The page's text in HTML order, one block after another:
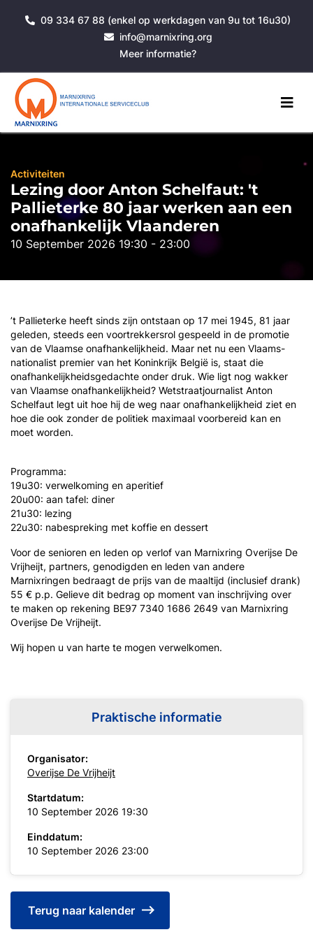
09 334 67 88 (enkel op werkdagen van 9u tot 16u30)
info@marnixring.org
Meer informatie?
Activiteiten
Lezing door Anton Schelfaut: 't
Pallieterke 80 jaar werken aan een
onafhankelijk Vlaanderen
10 September 2026 19:30 - 23:00
’t Pallieterke heeft sinds zijn ontstaan op 17 mei 1945, 81 jaar
geleden, steeds een voortrekkersrol gespeeld in de promotie
van de Vlaamse onafhankelijkheid. Maar net nu een Vlaams-
nationalist premier van het Koninkrijk België is, staat die
onafhankelijkheidsgedachte onder druk. Wie ligt nog wakker
van Vlaamse onafhankelijkheid? Wetstraatjournalist Anton
Schelfaut legt uit hoe hij de weg naar onafhankelijkheid ziet en
hoe die ook zonder de politiek maximaal voorbereid kan en
moet worden.
Programma:
19u30: verwelkoming en aperitief
20u00: aan tafel: diner
21u30: lezing
22u30: nabespreking met koffie en dessert
Voor de senioren en leden op verlof van Marnixring Overijse De
Vrijheijt, partners, genodigden en leden van andere
Marnixringen bedraagt de prijs van de maaltijd (inclusief drank)
55 € p.p. Gelieve dit bedrag op moment van inschrijving over
te maken op rekening BE97 7340 1686 2649 van Marnixring
Overijse De Vrijheijt.
Wij hopen u van harte te mogen verwelkomen.
Praktische informatie
Organisator:
Overijse De Vrijheijt
Startdatum:
10 September 2026 19:30
Einddatum:
10 September 2026 23:00
Terug naar kalender